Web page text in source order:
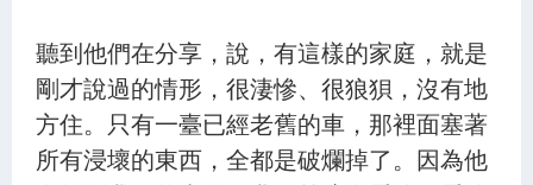
聽到他們在分享，說，有這樣的家庭，就是
剛才說過的情形，很淒慘、很狼狽，沒有地
方住。只有一臺已經老舊的車，那裡面塞著
所有浸壞的東西，全都是破爛掉了。因為他